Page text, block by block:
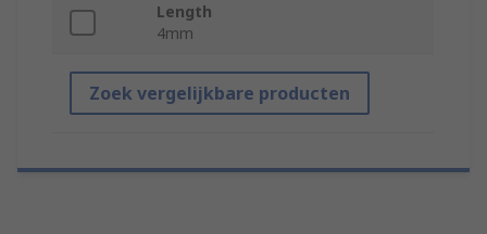
Length
4mm
Zoek vergelijkbare producten